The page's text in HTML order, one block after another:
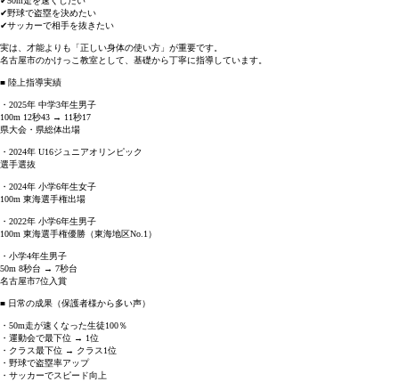
✔野球で盗塁を決めたい
✔サッカーで相手を抜きたい
実は、才能よりも「正しい身体の使い方」が重要です。
名古屋市のかけっこ教室として、基礎から丁寧に指導しています。
■ 陸上指導実績
・2025年 中学3年生男子
100m 12秒43 → 11秒17
県大会・県総体出場
・2024年 U16ジュニアオリンピック
選手選抜
・2024年 小学6年生女子
100m 東海選手権出場
・2022年 小学6年生男子
100m 東海選手権優勝（東海地区No.1）
・小学4年生男子
50m 8秒台 → 7秒台
名古屋市7位入賞
■ 日常の成果（保護者様から多い声）
・50m走が速くなった生徒100％
・運動会で最下位 → 1位
・クラス最下位 → クラス1位
・野球で盗塁率アップ
・サッカーでスピード向上